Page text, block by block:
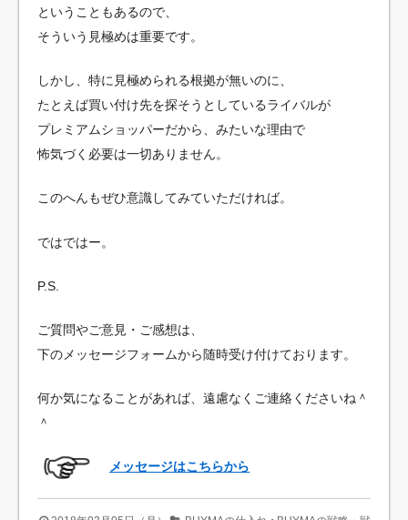
ということもあるので、
そういう見極めは重要です。
しかし、特に見極められる根拠が無いのに、
たとえば買い付け先を探そうとしているライバルが
プレミアムショッパーだから、みたいな理由で
怖気づく必要は一切ありません。
このへんもぜひ意識してみていただければ。
ではではー。
P.S.
ご質問やご意見・ご感想は、
下のメッセージフォームから随時受け付けております。
何か気になることがあれば、遠慮なくご連絡くださいね＾
＾
メッセージはこちらから